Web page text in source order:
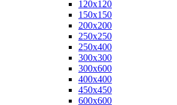
120х120
150х150
200х200
250х250
250х400
300х300
300х600
400х400
450х450
600х600